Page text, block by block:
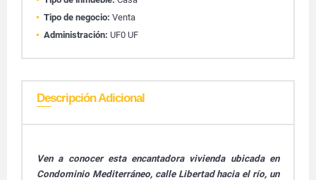
Tipo de negocio: Venta
Administración: UF0 UF
Descripción Adicional
Ven a conocer esta encantadora vivienda ubicada en
Condominio Mediterráneo, calle Libertad hacia el río, un